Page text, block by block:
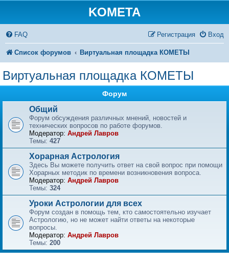
KOMETA
FAQ Вход
Регистрация
Список форумов Виртуальная площадка КОМЕТЫ
Виртуальная площадка КОМЕТЫ
Форум
Общий
Форум обсуждения различных мнений, новостей и
технических вопросов по работе форумов.
Модератор: Андрей Лавров
Темы: 427
Хорарная Астрология
Здесь Вы можете получить ответ на свой вопрос при помощи
Хорарных методик по времени возникновения вопроса.
Модератор: Андрей Лавров
Темы: 324
Уроки Астрологии для всех
Форум создан в помощь тем, кто самостоятельно изучает
Астрологию, но не может найти ответы на некоторые
вопросы.
Модератор: Андрей Лавров
Темы: 200